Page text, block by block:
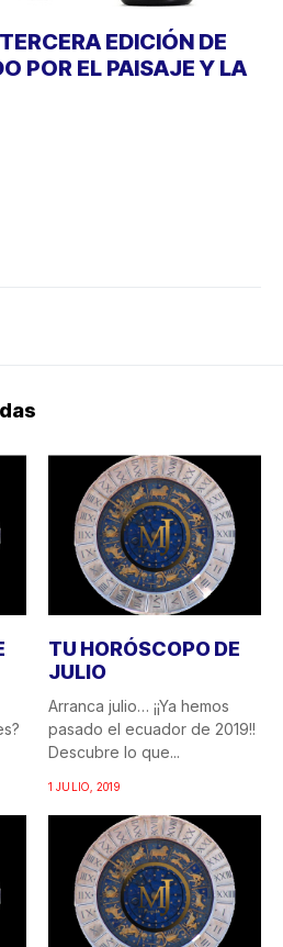
EDICIÓN DE
POR EL PAISAJE Y LA
TU HORÓSCOPO DE
JULIO
Arranca julio… ¡¡Ya hemos
pasado el ecuador de 2019!!
Descubre lo que...
1 JULIO, 2019